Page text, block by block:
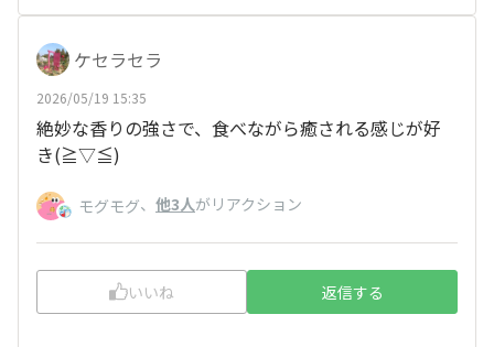
ケセラセラ
2026/05/19 15:35
絶妙な香りの強さで、食べながら癒される感じが好
き(≧▽≦)
モグモグ、 他3人がリアクション
いいね 返信する